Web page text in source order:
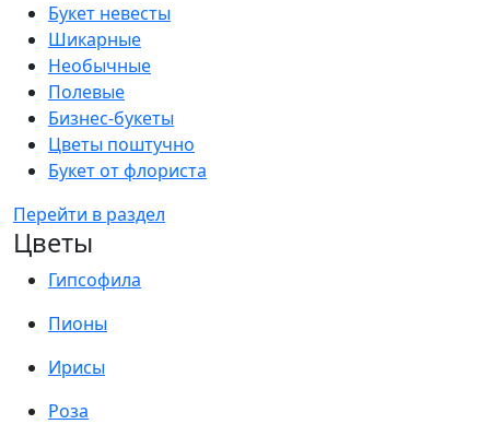
Букет невесты
Шикарные
Необычные
Полевые
Бизнес-букеты
Цветы поштучно
Букет от флориста
Перейти в раздел
Цветы
Гипсофила
Пионы
Ирисы
Роза